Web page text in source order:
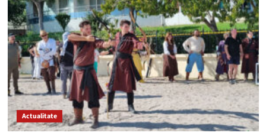
Proprietarul
unui
hotel
din
Mangalia
redeschide
unitatea
pentru
a
primi
vârsnicii
din
Actualitate